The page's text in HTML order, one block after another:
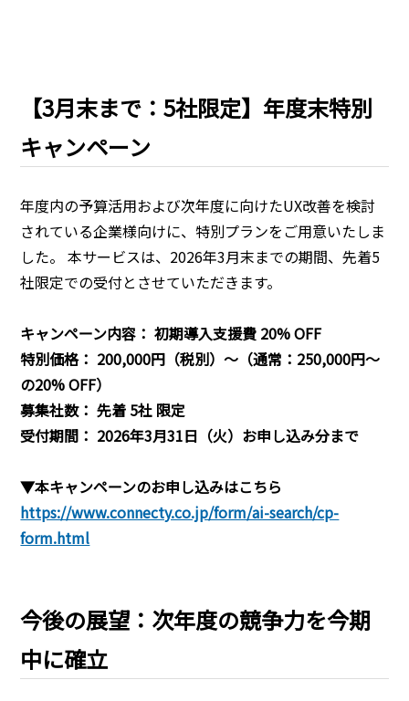
【3月末まで：5社限定】年度末特別
キャンペーン
年度内の予算活用および次年度に向けたUX改善を検討
されている企業様向けに、特別プランをご用意いたしま
した。 本サービスは、2026年3月末までの期間、先着5
社限定での受付とさせていただきます。
キャンペーン内容： 初期導入支援費 20% OFF
特別価格： 200,000円（税別）〜（通常：250,000円〜
の20% OFF）
募集社数： 先着 5社 限定
受付期間： 2026年3月31日（火）お申し込み分まで
▼本キャンペーンのお申し込みはこちら
https://www.connecty.co.jp/form/ai-search/cp-
form.html
今後の展望：次年度の競争力を今期
中に確立